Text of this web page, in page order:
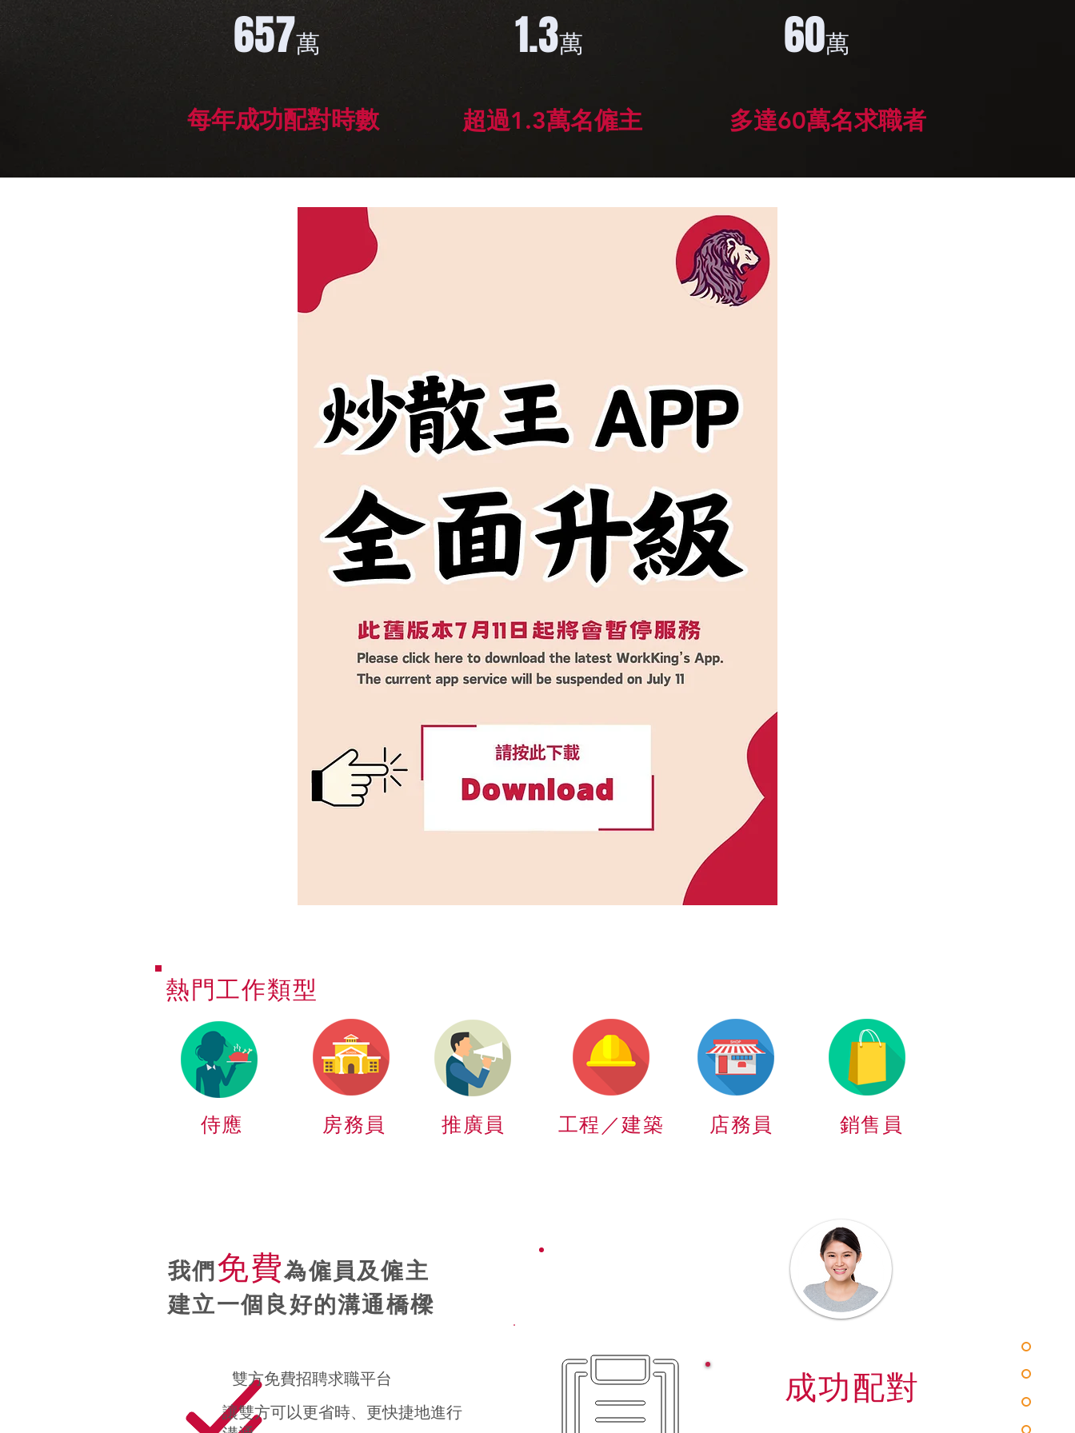
657萬
​每年成功配對時數
1.3萬
超過1.3萬名僱主
60萬
多達60萬名求職者
熱門工作類型
侍應 ​房務員 推廣員 工程／建築 ​店務員 銷售員
我們 免費為僱 員及僱主
建立一個良好的溝通橋樑
雙方免費招聘求職平台
讓雙方可以更省時、更快捷地進行
成功配對